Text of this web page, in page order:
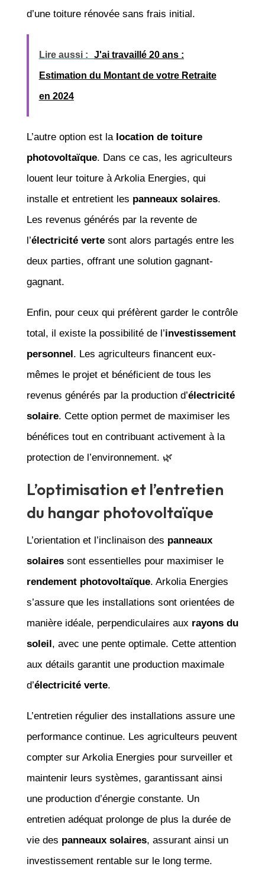
d’une toiture rénovée sans frais initial.
Lire aussi : J'ai travaillé 20 ans :
Estimation du Montant de votre Retraite
en 2024
L’autre option est la location de toiture
photovoltaïque. Dans ce cas, les agriculteurs
louent leur toiture à Arkolia Energies, qui
installe et entretient les panneaux solaires.
Les revenus générés par la revente de
l’électricité vertesont alors partagés entre les
deux parties, offrant une solution gagnant-
gagnant.
Enfin, pour ceux qui préfèrent garder le contrôle
total, il existe la possibilité de l’investissement
personnel. Les agriculteurs financent eux-
mêmes le projet et bénéficient de tous les
revenus générés par la production d’électricité
solaire. Cette option permet de maximiser les
bénéfices tout en contribuant activement à la
protection de l’environnement. 🌿
L’optimisation et l’entretien
du hangar photovoltaïque
L’orientation et l’inclinaison des panneaux
solairessont essentielles pour maximiser le
rendement photovoltaïque. Arkolia Energies
s’assure que les installations sont orientées de
manière idéale, perpendiculaires aux rayons du
soleil, avec une pente optimale. Cette attention
aux détails garantit une production maximale
d’électricité verte.
L’entretien régulier des installations assure une
performance continue. Les agriculteurs peuvent
compter sur Arkolia Energies pour surveiller et
maintenir leurs systèmes, garantissant ainsi
une production d’énergie constante. Un
entretien adéquat prolonge de plus la durée de
vie des panneaux solaires, assurant ainsi un
investissement rentable sur le long terme.